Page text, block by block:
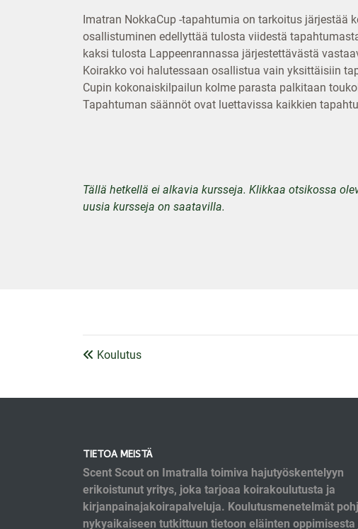
Imatran NokkaCup -tapahtumia on tarkoitus järjestää
osallistuminen edellyttää tulosta viidestä
kaksi tulosta Lappeenrannassa järjestettävästä
Koirakko voi halutessaan osallistua vain yksittäisiin
Cupin kokonaiskilpailun kolme parasta palkitaan
Tapahtuman säännöt ovat luettavissa kaikkien
Tällä hetkellä ei alkavia kursseja. Klikkaa otsikossa
uusia kursseja on saatavilla.
Koulutus
TIETOA MEISTÄ
Scent Scout on Imatralla toimiva hajutyöskentelyyn
erikoistunut yritys, joka tarjoaa koirakoulutusta ja
kirjanpainajakoirapalveluja. Koulutusmenetelmät
nykyaikaiseen tutkittuun tietoon eläinten oppimisesta